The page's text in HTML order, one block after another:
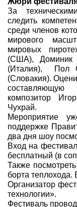
За
следить
среди членов
мирового
мировых
(США), Доминик
(Италия), Пол
(Словакия).
составляющую
композитор
Чухрай.
Мероприятие
поддержке
два дня шоу
Вход на
бесплатный (в
Также
борта теплохода.
Организатор
технологии».
Фестиваль